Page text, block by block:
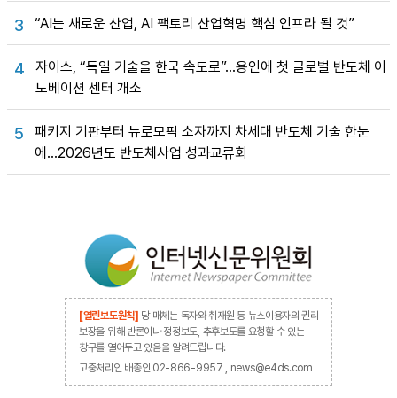
3 “AI는 새로운 산업, AI 팩토리 산업혁명 핵심 인프라 될 것”
4
자이스, “독일 기술을 한국 속도로”…용인에 첫 글로벌 반도체 이
노베이션 센터 개소
5
패키지 기판부터 뉴로모픽 소자까지 차세대 반도체 기술 한눈
에…2026년도 반도체사업 성과교류회
[열린보도원칙] 당 매체는 독자와 취재원 등 뉴스이용자의 권리
보장을 위해 반론이나 정정보도, 추후보도를 요청할 수 있는
창구를 열어두고 있음을 알려드립니다.
고충처리인 배종인 02-866-9957 , news@e4ds.com